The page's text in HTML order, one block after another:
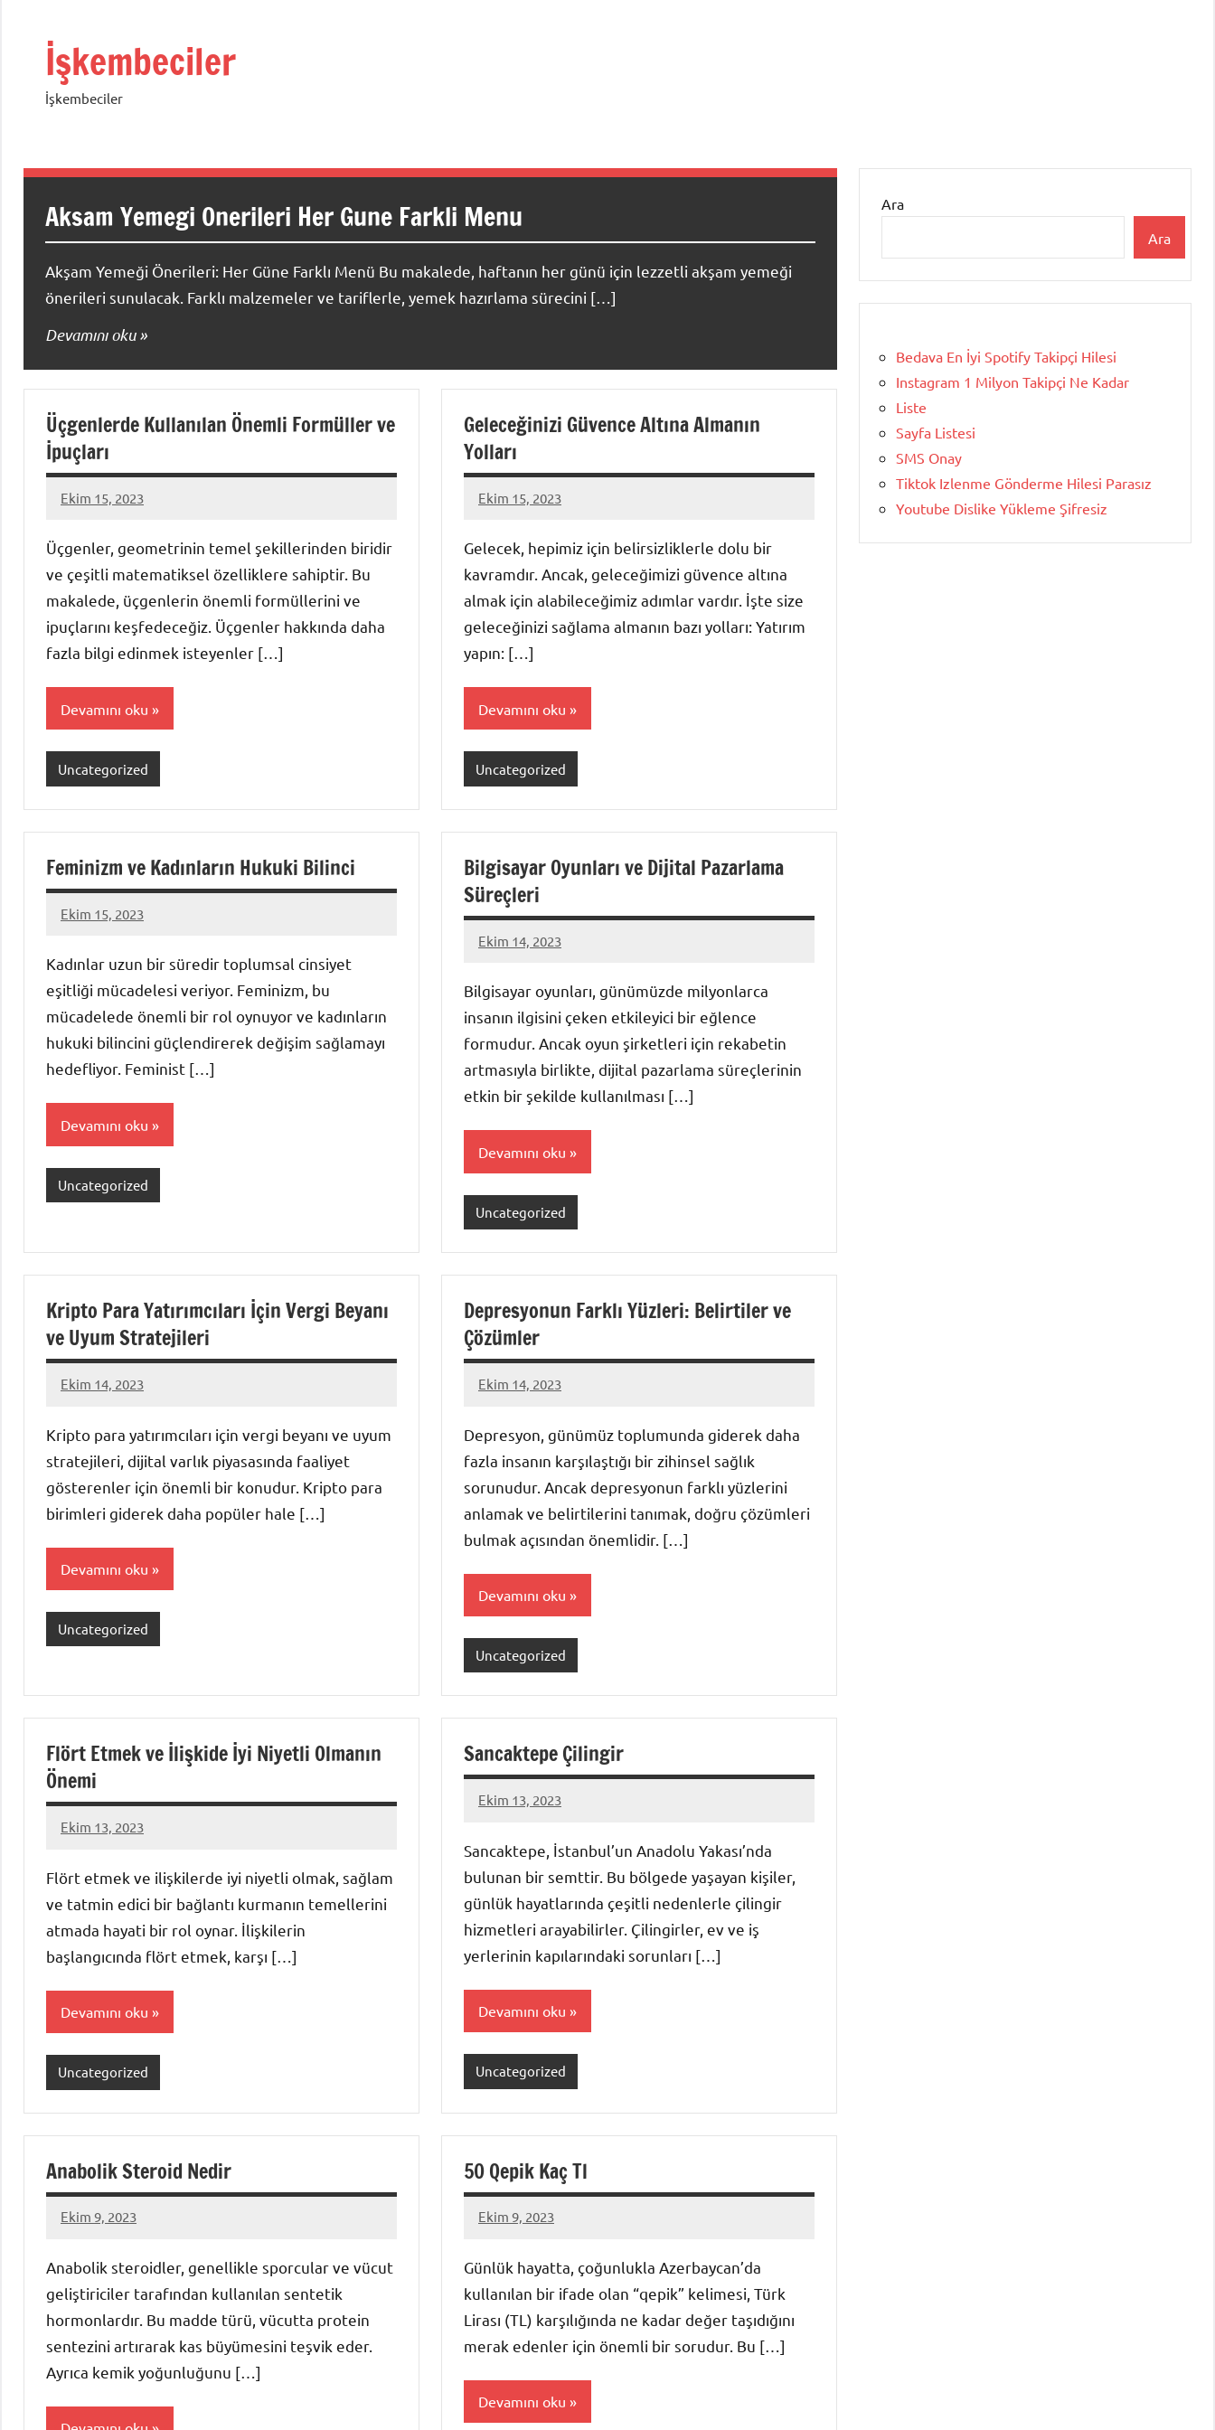
İşkembeciler
İşkembeciler
Aksam Yemegi Onerileri Her Gune Farkli Menu
Akşam Yemeği Önerileri: Her Güne Farklı Menü Bu makalede, haftanın her günü için lezzetli akşam yemeği
önerileri sunulacak. Farklı malzemeler ve tariflerle, yemek hazırlama sürecini […]
Devamını oku
Üçgenlerde Kullanılan Önemli Formüller ve
İpuçları
Ekim 15, 2023
admin
Üçgenler, geometrinin temel şekillerinden biridir
ve çeşitli matematiksel özelliklere sahiptir. Bu
makalede, üçgenlerin önemli formüllerini ve
ipuçlarını keşfedeceğiz. Üçgenler hakkında daha
fazla bilgi edinmek isteyenler […]
Devamını oku
Uncategorized
Geleceğinizi Güvence Altına Almanın
Yolları
Ekim 15, 2023
admin
Gelecek, hepimiz için belirsizliklerle dolu bir
kavramdır. Ancak, geleceğimizi güvence altına
almak için alabileceğimiz adımlar vardır. İşte size
geleceğinizi sağlama almanın bazı yolları: Yatırım
yapın: […]
Devamını oku
Uncategorized
Feminizm ve Kadınların Hukuki Bilinci
Ekim 15, 2023
admin
Kadınlar uzun bir süredir toplumsal cinsiyet
eşitliği mücadelesi veriyor. Feminizm, bu
mücadelede önemli bir rol oynuyor ve kadınların
hukuki bilincini güçlendirerek değişim sağlamayı
hedefliyor. Feminist […]
Devamını oku
Uncategorized
Bilgisayar Oyunları ve Dijital Pazarlama
Süreçleri
Ekim 14, 2023
admin
Bilgisayar oyunları, günümüzde milyonlarca
insanın ilgisini çeken etkileyici bir eğlence
formudur. Ancak oyun şirketleri için rekabetin
artmasıyla birlikte, dijital pazarlama süreçlerinin
etkin bir şekilde kullanılması […]
Devamını oku
Uncategorized
Kripto Para Yatırımcıları İçin Vergi Beyanı
ve Uyum Stratejileri
Ekim 14, 2023
admin
Kripto para yatırımcıları için vergi beyanı ve uyum
stratejileri, dijital varlık piyasasında faaliyet
gösterenler için önemli bir konudur. Kripto para
birimleri giderek daha popüler hale […]
Devamını oku
Uncategorized
Depresyonun Farklı Yüzleri: Belirtiler ve
Çözümler
Ekim 14, 2023
admin
Depresyon, günümüz toplumunda giderek daha
fazla insanın karşılaştığı bir zihinsel sağlık
sorunudur. Ancak depresyonun farklı yüzlerini
anlamak ve belirtilerini tanımak, doğru çözümleri
bulmak açısından önemlidir. […]
Devamını oku
Uncategorized
Flört Etmek ve İlişkide İyi Niyetli Olmanın
Önemi
Ekim 13, 2023
admin
Flört etmek ve ilişkilerde iyi niyetli olmak, sağlam
ve tatmin edici bir bağlantı kurmanın temellerini
atmada hayati bir rol oynar. İlişkilerin
başlangıcında flört etmek, karşı […]
Devamını oku
Uncategorized
Sancaktepe Çilingir
Ekim 13, 2023
admin
Sancaktepe, İstanbul’un Anadolu Yakası’nda
bulunan bir semttir. Bu bölgede yaşayan kişiler,
günlük hayatlarında çeşitli nedenlerle çilingir
hizmetleri arayabilirler. Çilingirler, ev ve iş
yerlerinin kapılarındaki sorunları […]
Devamını oku
Uncategorized
Anabolik Steroid Nedir
Ekim 9, 2023
admin
Anabolik steroidler, genellikle sporcular ve vücut
geliştiriciler tarafından kullanılan sentetik
hormonlardır. Bu madde türü, vücutta protein
sentezini artırarak kas büyümesini teşvik eder.
Ayrıca kemik yoğunluğunu […]
50 Qepik Kaç Tl
Ekim 9, 2023
admin
Günlük hayatta, çoğunlukla Azerbaycan’da
kullanılan bir ifade olan “qepik” kelimesi, Türk
Lirası (TL) karşılığında ne kadar değer taşıdığını
merak edenler için önemli bir sorudur. Bu […]
Devamını oku
Ara
Ara
Bedava En İyi Spotify Takipçi Hilesi
Instagram 1 Milyon Takipçi Ne Kadar
Liste
Sayfa Listesi
SMS Onay
Tiktok Izlenme Gönderme Hilesi Parasız
Youtube Dislike Yükleme Şifresiz